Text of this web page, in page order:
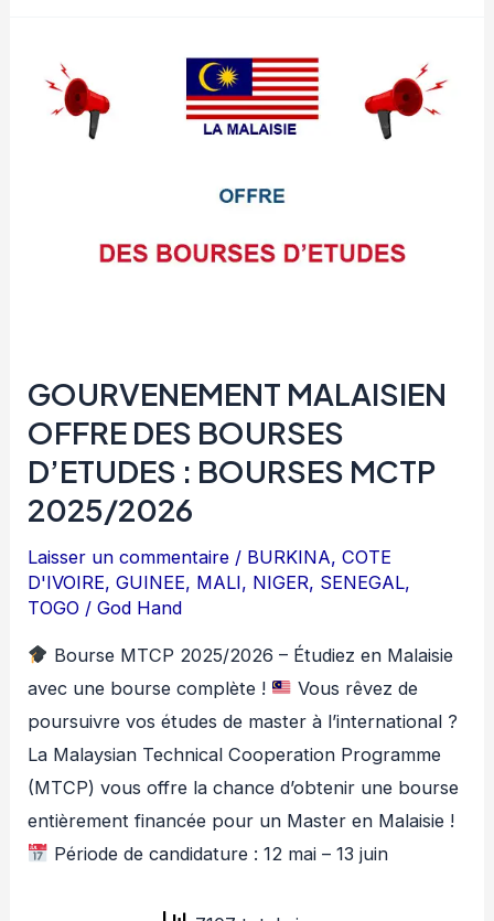
RESPONSABLE
SUIVI
GOURVENEMENT MALAISIEN
OFFRE DES BOURSES
D’ETUDES : BOURSES MCTP
2025/2026
Laisser un commentaire / BURKINA,COTE
D'IVOIRE,GUINEE, MALI, NIGER, SENEGAL,
TOGO /God Hand
Bourse MTCP 2025/2026 – Étudiez en Malaisie
avec une bourse complète !
Vous rêvez de
poursuivre vos études de master à l’international ?
La Malaysian Technical Cooperation Programme
(MTCP) vous offre la chance d’obtenir une bourse
entièrement financée pour un Master en Malaisie !
Période de candidature : 12 mai – 13 juin